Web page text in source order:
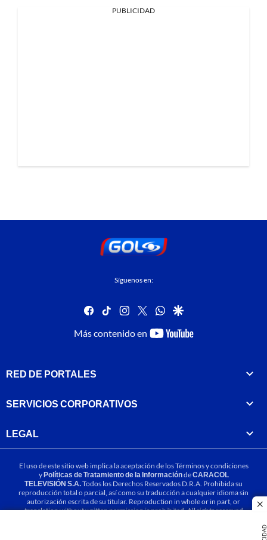
PUBLICIDAD
Síguenos en:
facebook
tiktok instagram
twitterwhatsapp
google
Más contenido en
youtube-
RED DE PORTALES
SERVICIOS CORPORATIVOS
LEGAL
El uso de este sitio web implica la aceptación de losTérminos y condiciones
yPolíticas de Tratamiento de la InformacióndeCARACOL
TELEVISIÓN S.A.Todos los Derechos Reservados D.R.A. Prohibida su
reproducción total o parcial, así como su traducción a cualquier idioma sin
autorización escrita de su titular. Reproduction in whole or in part, or
translation without written permission is prohibited. All rights reserved